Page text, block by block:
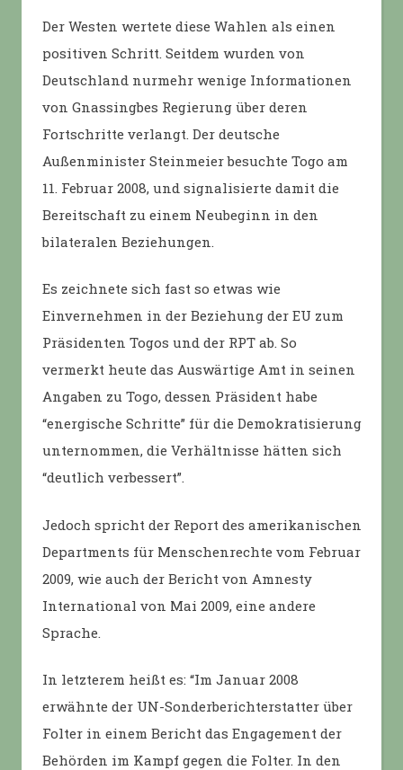
Der Westen wertete diese Wahlen als einen
positiven Schritt. Seitdem wurden von
Deutschland nurmehr wenige Informationen
von Gnassingbes Regierung über deren
Fortschritte verlangt. Der deutsche
Außenminister Steinmeier besuchte Togo am
11. Februar 2008, und signalisierte damit die
Bereitschaft zu einem Neubeginn in den
bilateralen Beziehungen.
Es zeichnete sich fast so etwas wie
Einvernehmen in der Beziehung der EU zum
Präsidenten Togos und der RPT ab. So
vermerkt heute das Auswärtige Amt in seinen
Angaben zu Togo, dessen Präsident habe
“energische Schritte” für die Demokratisierung
unternommen, die Verhältnisse hätten sich
“deutlich verbessert”.
Jedoch spricht der Report des amerikanischen
Departments für Menschenrechte vom Februar
2009, wie auch der Bericht von Amnesty
International von Mai 2009, eine andere
Sprache.
In letzterem heißt es: “Im Januar 2008
erwähnte der UN-Sonderberichterstatter über
Folter in einem Bericht das Engagement der
Behörden im Kampf gegen die Folter. In den